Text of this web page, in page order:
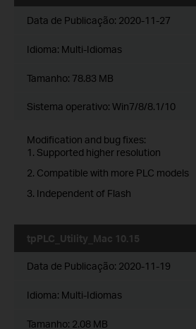
Data de Publicação: 2020-11-27
Idioma: Multi-Idiomas
Tamanho: 78.83 MB
Sistema operativo: Win7/8/8.1/10
Modification and bug fixes:
1. Supported higher resolution
2. Compatible with more PLC models
3. Independent of Flash
tpPLC_Utility_Mac 10.15
Data de Publicação: 2020-11-19
Idioma: Multi-Idiomas
Tamanho: 2.08 MB